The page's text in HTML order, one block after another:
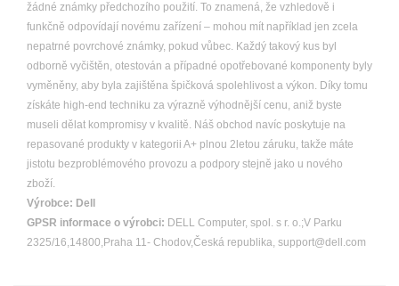
žádné známky předchozího použití. To znamená, že vzhledově i
funkčně odpovídají novému zařízení – mohou mít například jen zcela
nepatrné povrchové známky, pokud vůbec. Každý takový kus byl
odborně vyčištěn, otestován a případné opotřebované komponenty byly
vyměněny, aby byla zajištěna špičková spolehlivost a výkon. Díky tomu
získáte high-end techniku za výrazně výhodnější cenu, aniž byste
museli dělat kompromisy v kvalitě. Náš obchod navíc poskytuje na
repasované produkty v kategorii A+ plnou 2letou záruku, takže máte
jistotu bezproblémového provozu a podpory stejně jako u nového
zboží.
Výrobce: Dell
GPSR informace o výrobci: DELL Computer, spol. s r. o.;V Parku
2325/16,14800,Praha 11- Chodov,Česká republika, support@dell.com